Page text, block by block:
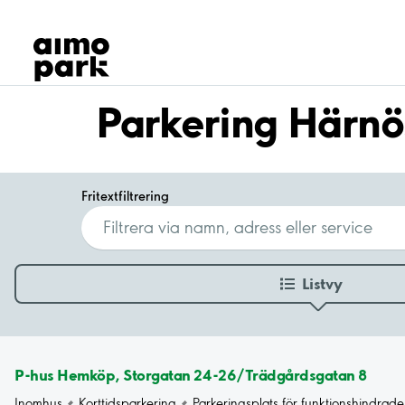
Hitta parkering
Samarbete
Kundservice
Om Aimo Park
Parkering
Fritextfiltrering
Listvy
P-hus Hemköp, Storgatan 24-26/Trädgårdsgatan 8